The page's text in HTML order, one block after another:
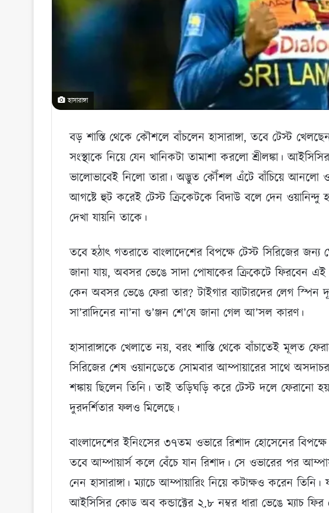
হাসারাঙ্গা
বড় শাস্তি থেকে কৌশলে বাঁচলেন হাসারাঙ্গা, তবে টেস্ট
সংস্থাকে নিয়ে যেন খানিকটা তামাশা করলো শ্রীলঙ্কা।
ভালোভাবেই নিলো তারা। অদ্ভুত কৌঁশল এঁটে বাঁচিয়ে আনলো
আগষ্টে হুট করেই টেস্ট ক্রিকেটকে বিদাউ বলে দেন ওয়ানিন্দু
দেখা যায়নি তাকে।
তবে হঠাৎ গতরাতে বাংলাদেশের বিপক্ষে টেস্ট সিরিজের
জানা যায়, অবসর ভেঙে সাদা পোষাকের ক্রিকেটে ফিরবেন
কেন অবসর ভেঙে ফেরা তার? টাইগার ব্যাটারদের লেগ স্পিন
সা’রাদিনের না’না গু’ঞ্জন শে’ষে জানা গেল আ’সল কারণ।
হাসারাঙ্গাকে খেলাতে নয়, বরং শাস্তি থেকে বাঁচাতেই মূলত
সিরিজের শেষ ওয়ানডেতে সোমবার আম্পায়ারের সাথে
শঙ্কায় ছিলেন তিনি। তাই তড়িঘড়ি করে টেস্ট দলে ফেরানো
দুরদর্শিতার ফলও মিলেছে।
বাংলাদেশের ইনিংসের ৩৭তম ওভারে রিশাদ হোসেনের
তবে আম্পায়ার্স কলে বেঁচে যান রিশাদ। সে ওভারের পর
নেন হাসারাঙ্গা। ম্যাচে আম্পায়ারিং নিয়ে কটাক্ষও করেন তিনি।
আইসিসির কোড অব কন্ডাক্টের ২.৮ নম্বর ধারা ভেঙে ম্যাচ